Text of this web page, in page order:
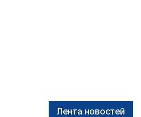
Лента новостей